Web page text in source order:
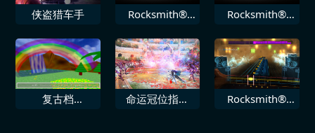
侠盗猎车手
Rocksmith®
负鼠王国
Rocksmith®
Ruby Soho
复古档
命运冠位指定
Rocksmith®